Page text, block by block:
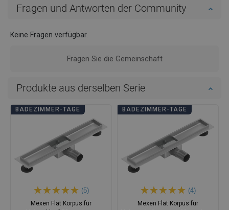
Fragen und Antworten der Community
Keine Fragen verfügbar.
Fragen Sie die Gemeinschaft
Produkte aus derselben Serie
BADEZIMMER-TAGE
(5)
Mexen Flat Korpus für
BADEZIMMER-TAGE
(4)
Mexen Flat Korpus für